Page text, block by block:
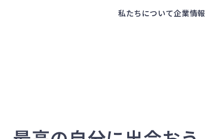
私たちについて企業情報